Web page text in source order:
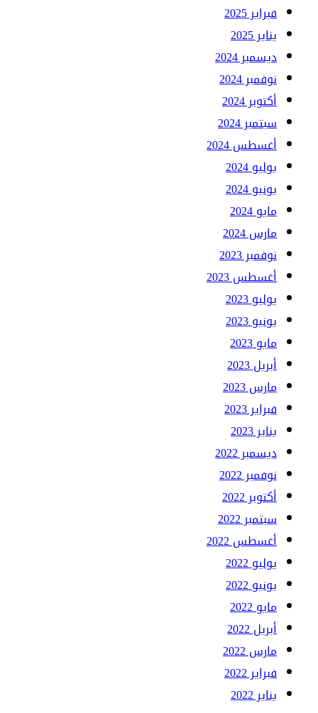
فبراير 2025
يناير 2025
ديسمبر 2024
نوفمبر 2024
أكتوبر 2024
سبتمبر 2024
أغسطس 2024
يوليو 2024
يونيو 2024
مايو 2024
مارس 2024
نوفمبر 2023
أغسطس 2023
يوليو 2023
يونيو 2023
مايو 2023
أبريل 2023
مارس 2023
فبراير 2023
يناير 2023
ديسمبر 2022
نوفمبر 2022
أكتوبر 2022
سبتمبر 2022
أغسطس 2022
يوليو 2022
يونيو 2022
مايو 2022
أبريل 2022
مارس 2022
فبراير 2022
يناير 2022